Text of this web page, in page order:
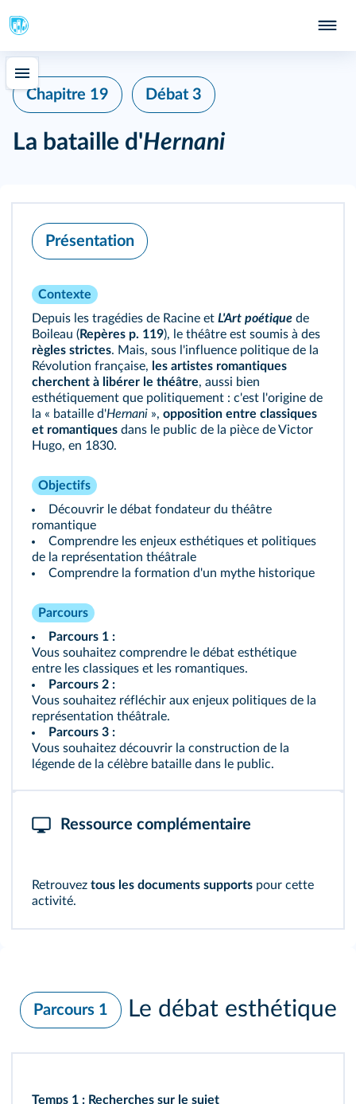
Chapitre 19 Débat 3
La bataille d'Hernani
Présentation
Contexte
Depuis les tragédies de Racine et L'Art poétique de
Boileau (Repères p. 119), le théâtre est soumis à des
règles strictes. Mais, sous l'influence politique de la
Révolution française, les artistes romantiques
cherchent à libérer le théâtre, aussi bien
esthétiquement que politiquement : c'est l'origine de
la « bataille d'Hernani », opposition entre classiques
et romantiques dans le public de la pièce de Victor
Hugo, en 1830.
Objectifs
Découvrir le débat fondateur du théâtre
romantique
Comprendre les enjeux esthétiques et politiques
de la représentation théâtrale
Comprendre la formation d'un mythe historique
Parcours
Parcours 1 :
Vous souhaitez comprendre le débat esthétique
entre les classiques et les romantiques.
Parcours 2 :
Vous souhaitez réfléchir aux enjeux politiques de la
représentation théâtrale.
Parcours 3 :
Vous souhaitez découvrir la construction de la
légende de la célèbre bataille dans le public.
Ressource complémentaire
Retrouvez tous les documents supports pour cette
activité.
Parcours 1 Le débat esthétique
Temps 1 : Recherches sur le sujet